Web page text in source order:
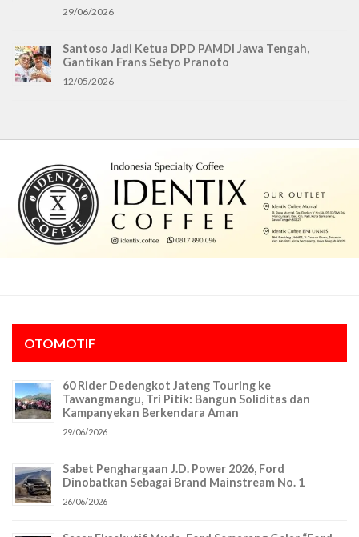
29/06/2026
Santoso Jadi Ketua DPD PAMDI Jawa Tengah,
Gantikan Frans Setyo Pranoto
12/05/2026
OTOMOTIF
60 Rider Dedengkot Jateng Touring ke
Tawangmangu, Tri Pitik: Bangun Soliditas dan
Kampanyekan Berkendara Aman
29/06/2026
Sabet Penghargaan J.D. Power 2026, Ford
Dinobatkan Sebagai Brand Mainstream No. 1
26/06/2026